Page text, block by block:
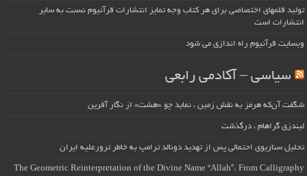
تولید قلمهای اختصاصی برای هر کتاب وجه تمایز انتشارات قرآنیوم نسبت به سایر
انتشارات است
وبسایت قرآنیوم راه اندازی می شود
سیاسی – آکادمی رابعی
شگفت آن‌که هرمز به نقش زمین ، نماید چو «هشت» از نگار آفرین
لیندزی گراهام ، درگذشت
تحلیل سناریوی احتمالی پس از تهدید دونالد ترامپ به خاطر ترورعلیه ایران
The Geometric Reinterpretation of the Divine Name “Allah”: From Calligraphy